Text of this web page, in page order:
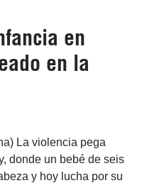
en
en la
La violencia pega
donde un bebé de seis
y hoy lucha por su